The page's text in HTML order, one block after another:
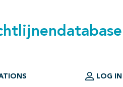
LOG IN